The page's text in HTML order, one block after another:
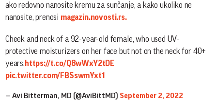
ako redovno nanosite kremu za sunčanje, a kako ukoliko ne
nanosite, prenosi magazin.novosti.rs.
Cheek and neck of a 92-year-old female, who used UV-
protective moisturizers on her face but not on the neck for 40+
years. https://t.co/Q8wWxY2tDE
pic.twitter.com/FBSswmYxt1
— Avi Bitterman, MD (@AviBittMD) September 2, 2022